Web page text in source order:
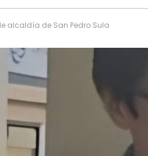
alcaldía de San Pedro Sula